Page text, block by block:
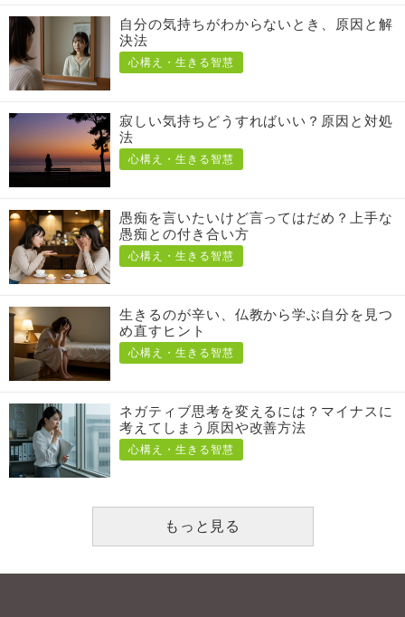
自分の気持ちがわからないとき、原因と解
決法
心構え・生きる智慧
寂しい気持ちどうすればいい？原因と対処
法
心構え・生きる智慧
愚痴を言いたいけど言ってはだめ？上手な
愚痴との付き合い方
心構え・生きる智慧
生きるのが辛い、仏教から学ぶ自分を見つ
め直すヒント
心構え・生きる智慧
ネガティブ思考を変えるには？マイナスに
考えてしまう原因や改善方法
心構え・生きる智慧
もっと見る